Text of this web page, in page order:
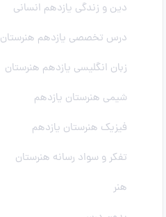
دین و زندگی یازدهم انسانی
درس تخصصی یازدهم هنرستان
زبان انگلیسی یازدهم هنرستان
شیمی هنرستان یازدهم
فیزیک هنرستان یازدهم
تفکر و سواد رسانه هنرستان
هنر